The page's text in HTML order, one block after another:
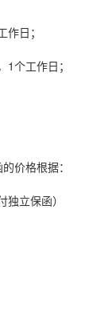
日；
1个工作日；
价格根据：
独立保函）